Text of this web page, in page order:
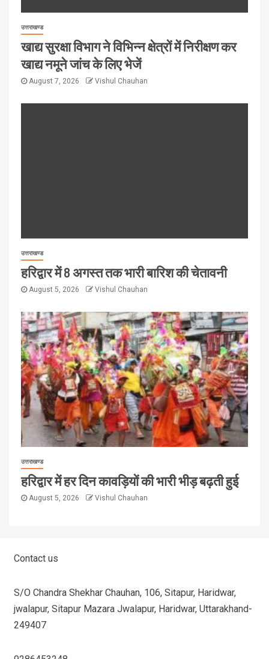
उत्तराखण्ड
खाद्य सुरक्षा विभाग ने विभिन्न क्षेत्रों में निरीक्षण कर
खाद्य नमूने जांच के लिए भेजें
August 7, 2026 Vishul Chauhan
उत्तराखण्ड
हरिद्वार में 8 अगस्त तक भारी बारिश की चेतावनी
August 5, 2026 Vishul Chauhan
उत्तराखण्ड
हरिद्वार में हर दिन कावड़ियों की भारी भीड़ बढ़ती हुई
August 5, 2026 Vishul Chauhan
Contact us
S/O Chandra Shekhar Chauhan, 106, Sitapur, Haridwar,
jwalapur, Sitapur Mazara Jwalapur, Haridwar, Uttarakhand-
249407